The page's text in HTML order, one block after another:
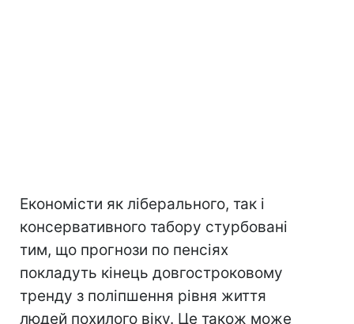
Економісти як ліберального, так і
консервативного табору стурбовані
тим, що прогнози по пенсіях
покладуть кінець довгостроковому
тренду з поліпшення рівня життя
людей похилого віку. Це також може